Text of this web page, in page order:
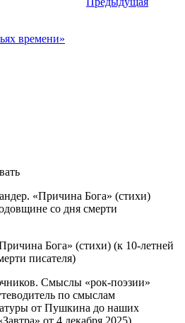
времени»
Бога» (стихи) (к 10-летней
писателя)